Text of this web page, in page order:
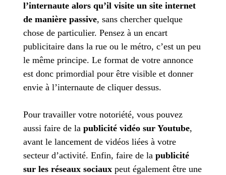
l’internaute alors qu’il visite un site internet
de manière passive, sans chercher quelque
chose de particulier. Pensez à un encart
publicitaire dans la rue ou le métro, c’est un peu
le même principe. Le format de votre annonce
est donc primordial pour être visible et donner
envie à l’internaute de cliquer dessus.
Pour travailler votre notoriété, vous pouvez
aussi faire de la publicité vidéo sur Youtube,
avant le lancement de vidéos liées à votre
secteur d’activité. Enfin, faire de la publicité
sur les réseaux sociauxpeut également être une